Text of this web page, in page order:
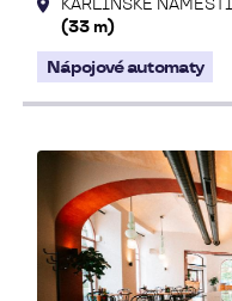
KARLÍNSKÉ
(33 m)
Nápojové automaty